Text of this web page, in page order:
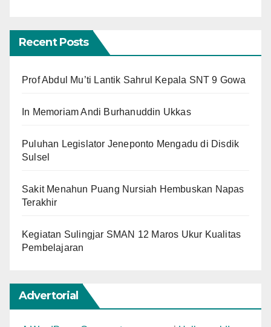
Recent Posts
Prof Abdul Mu’ti Lantik Sahrul Kepala SNT 9 Gowa
In Memoriam Andi Burhanuddin Ukkas
Puluhan Legislator Jeneponto Mengadu di Disdik
Sulsel
Sakit Menahun Puang Nursiah Hembuskan Napas
Terakhir
Kegiatan Sulingjar SMAN 12 Maros Ukur Kualitas
Pembelajaran
Advertorial